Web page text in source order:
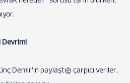
Devrimi
Demir’in paylaştığı çarpıcı veriler,